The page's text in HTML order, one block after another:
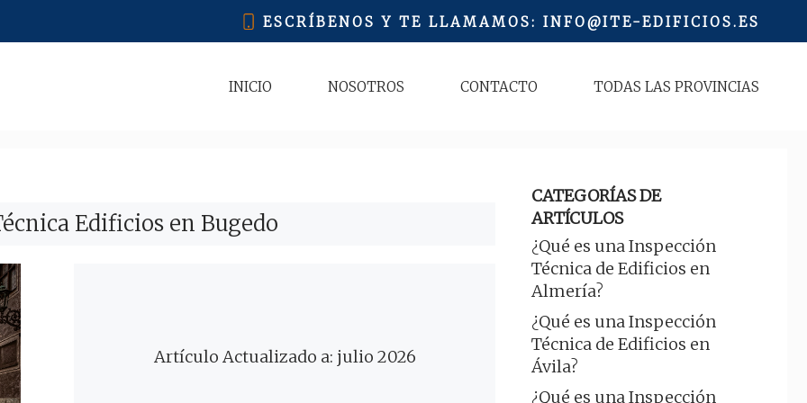
ESCRÍBENOS Y TE LLAMAMOS: INFO@ITE-EDIFICIOS.ES
INICIO NOSOTROS CONTACTO TODAS LAS PROVINCIAS
Edificios en Bugedo
Artículo Actualizado a: julio 2026
CATEGORÍAS DE
ARTÍCULOS
¿Qué es una Inspección
Técnica de Edificios en
Almería?
¿Qué es una Inspección
Técnica de Edificios en
Ávila?
¿Qué es una Inspección